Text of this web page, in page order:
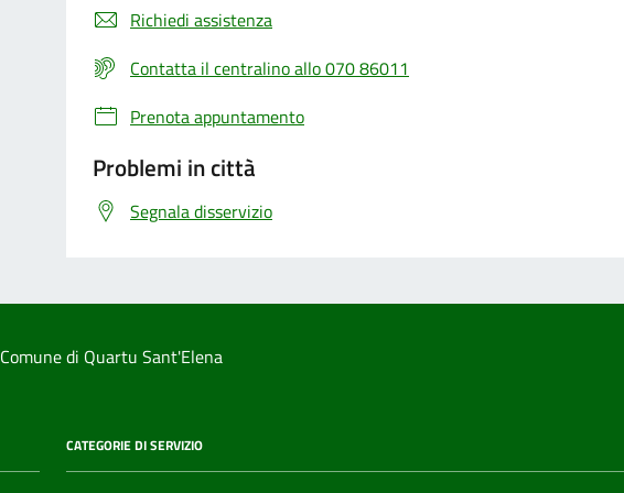
Richiedi assistenza
Contatta il centralino allo 070 86011
Prenota appuntamento
Problemi in città
Segnala disservizio
Comune di Quartu Sant'Elena
CATEGORIE DI SERVIZIO